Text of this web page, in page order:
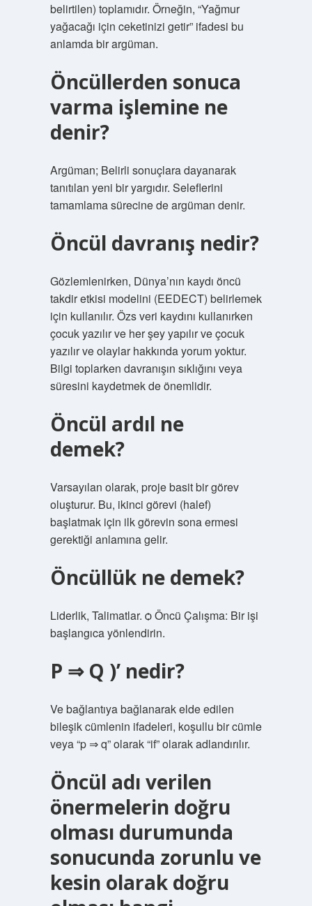
belirtilen) toplamıdır. Örneğin, “Yağmur
yağacağı için ceketinizi getir” ifadesi bu
anlamda bir argüman.
Öncüllerden sonuca
varma işlemine ne
denir?
Argüman; Belirli sonuçlara dayanarak
tanıtılan yeni bir yargıdır. Seleflerini
tamamlama sürecine de argüman denir.
Öncül davranış nedir?
Gözlemlenirken, Dünya’nın kaydı öncü
takdir etkisi modelini (EEDECT) belirlemek
için kullanılır. Özs veri kaydını kullanırken
çocuk yazılır ve her şey yapılır ve çocuk
yazılır ve olaylar hakkında yorum yoktur.
Bilgi toplarken davranışın sıklığını veya
süresini kaydetmek de önemlidir.
Öncül ardıl ne
demek?
Varsayılan olarak, proje basit bir görev
oluşturur. Bu, ikinci görevi (halef)
başlatmak için ilk görevin sona ermesi
gerektiği anlamına gelir.
Öncüllük ne demek?
Liderlik, Talimatlar. ѻ Öncü Çalışma: Bir işi
başlangıca yönlendirin.
P ⇒ Q )’ nedir?
Ve bağlantıya bağlanarak elde edilen
bileşik cümlenin ifadeleri, koşullu bir cümle
veya “p ⇒ q” olarak “if” olarak adlandırılır.
Öncül adı verilen
önermelerin doğru
olması durumunda
sonucunda zorunlu ve
kesin olarak doğru